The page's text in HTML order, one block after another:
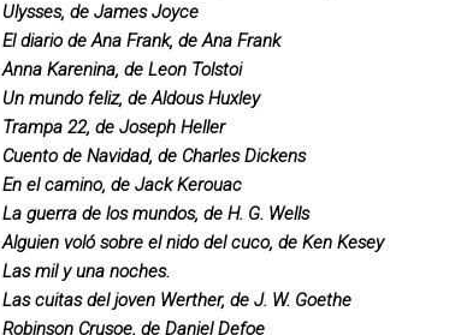
Ulysses, de James Joyce
El diario de Ana Frank, de Ana Frank
Anna Karenina, de Leon Tolstoi
Un mundo feliz, de Aldous Huxley
Trampa 22, de Joseph Heller
Cuento de Navidad, de Charles Dickens
En el camino, de Jack Kerouac
La guerra de los mundos, de H. G. Wells
Alguien voló sobre el nido del cuco, de Ken Kesey
Las mil y una noches.
Las cuitas del joven Werther, de J. W. Goethe
Robinson Crusoe, de Daniel Defoe